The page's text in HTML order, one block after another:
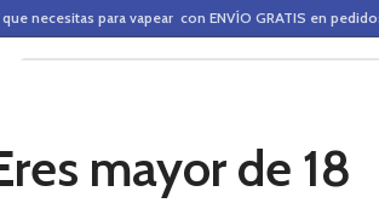
mayor de 18
necesitas para vapear con ENVÍO GRATIS en
BASES Y AROMAS (ALQUIMIA)